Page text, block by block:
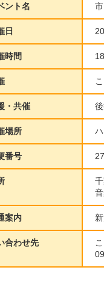
ント名
日
時間
・共催
場所
番号
案内
合わせ先